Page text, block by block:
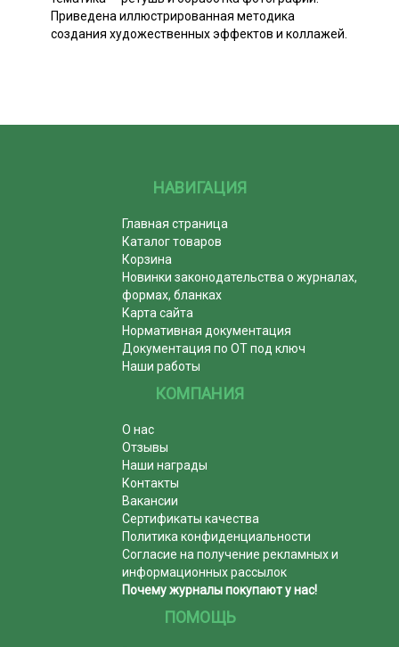
Приведена иллюстрированная методика
создания художественных эффектов и коллажей.
НАВИГАЦИЯ
Главная страница
Каталог товаров
Корзина
Новинки законодательства о журналах,
формах, бланках
Карта сайта
Нормативная документация
Документация по ОТ под ключ
Наши работы
КОМПАНИЯ
О нас
Отзывы
Наши награды
Контакты
Вакансии
Сертификаты качества
Политика конфиденциальности
Согласие на получение рекламных и
информационных рассылок
Почему журналы покупают у нас!
ПОМОЩЬ